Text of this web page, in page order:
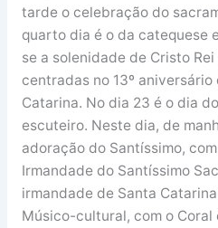
tarde o celebração do
quarto dia é o da catequese
se a solenidade de Cristo
centradas no 13º aniversário
Catarina. No dia 23 é o dia
escuteiro. Neste dia, de
adoração do Santíssimo,
Irmandade do Santíssimo
irmandade de Santa
Músico-cultural, com o Coral